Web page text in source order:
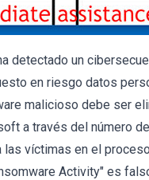
detectado un
en riesgo datos
malicioso debe ser
a través del número
víctimas en el
Activity" es